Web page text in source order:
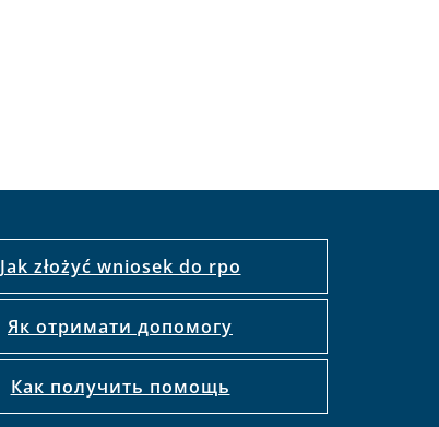
Jak złożyć wniosek do rpo
Як отримати допомогу
Как получить помощь